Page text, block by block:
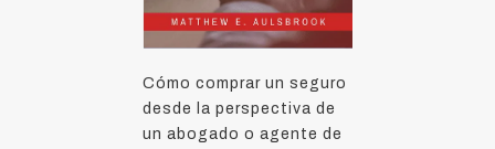
Cómo comprar un seguro
desde la perspectiva de
un abogado o agente de